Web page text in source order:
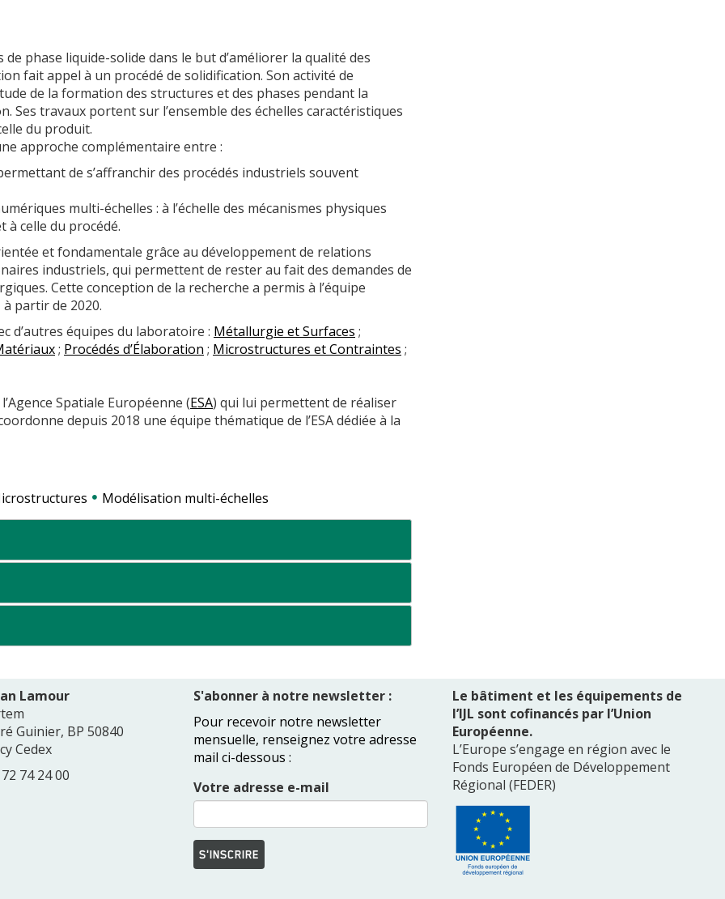
phase liquide-solide dans le but d’améliorer la qualité des
fait appel à un procédé de solidification. Son activité de
de la formation des structures et des phases pendant la
Ses travaux portent sur l’ensemble des échelles caractéristiques
du produit.
approche complémentaire entre :
de s’affranchir des procédés industriels souvent
multi-échelles : à l’échelle des mécanismes physiques
à celle du procédé.
et fondamentale grâce au développement de relations
industriels, qui permettent de rester au fait des demandes de
Cette conception de la recherche a permis à l’équipe
partir de 2020.
d’autres équipes du laboratoire : Métallurgie et Surfaces ;
; Procédés d’Élaboration ; Microstructures et Contraintes ;
Spatiale Européenne (ESA) qui lui permettent de réaliser
depuis 2018 une équipe thématique de l’ESA dédiée à la
Modélisation multi-échelles
Lamour
Guinier, BP 50840
Cedex
74 24 00
S'abonner à notre newsletter :
Pour recevoir notre newsletter
mensuelle, renseignez votre adresse
mail ci-dessous :
Votre adresse e-mail
S'INSCRIRE
Le bâtiment et les équipements de
l’IJL sont cofinancés par l’Union
Européenne.
L’Europe s’engage en région avec le
Fonds Européen de Développement
Régional (FEDER)